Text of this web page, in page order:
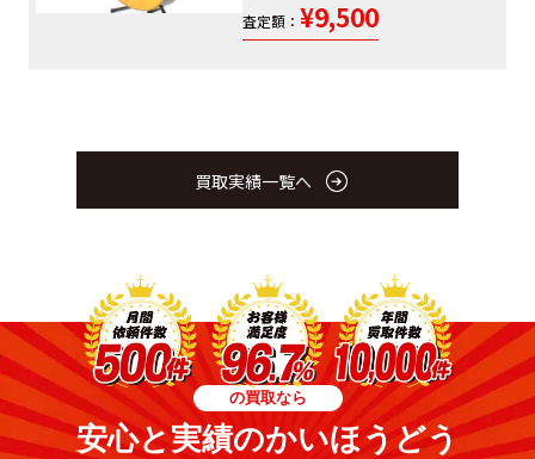
査定額： ¥9,500
買取実績一覧へ
の買取なら
安心と実績のかいほうどう